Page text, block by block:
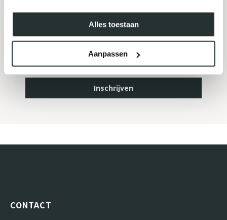
Alles toestaan
Aanpassen
NIEUWSBRIEF
Inschrijven
CONTACT